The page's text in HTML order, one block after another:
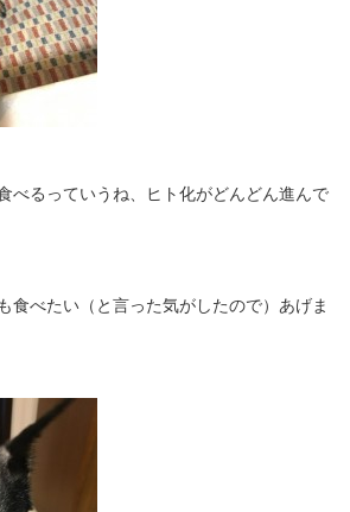
べるっていうね、ヒト化がどんどん進んで
食べたい（と言った気がしたので）あげま